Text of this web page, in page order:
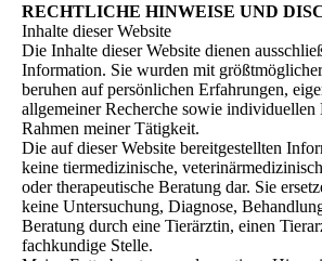
RECHTLICHE HINWEISE UND
Inhalte dieser Website
Die Inhalte dieser Website dienen
Information. Sie wurden mit
beruhen auf persönlichen Erfahrungen,
allgemeiner Recherche sowie
Rahmen meiner Tätigkeit.
Die auf dieser Website bereitgestellten
keine tiermedizinische,
oder therapeutische Beratung dar. Sie
keine Untersuchung, Diagnose,
Beratung durch eine Tierärztin, einen
fachkundige Stelle.